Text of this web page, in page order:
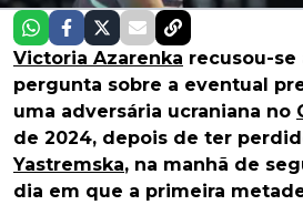
Victoria Azarenka recusou-se
pergunta sobre a eventual
uma adversária ucraniana no
de 2024, depois de ter
Yastremska, na manhã de
dia em que a primeira